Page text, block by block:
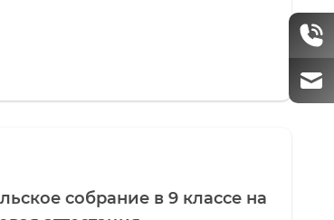
собрание в 9 классе на